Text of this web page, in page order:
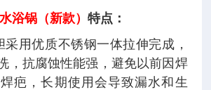
浴锅（新款）特点：
用优质不锈钢一体拉伸完成，
，抗腐蚀性能强，避免以前因焊
疤，长期使用会导致漏水和生